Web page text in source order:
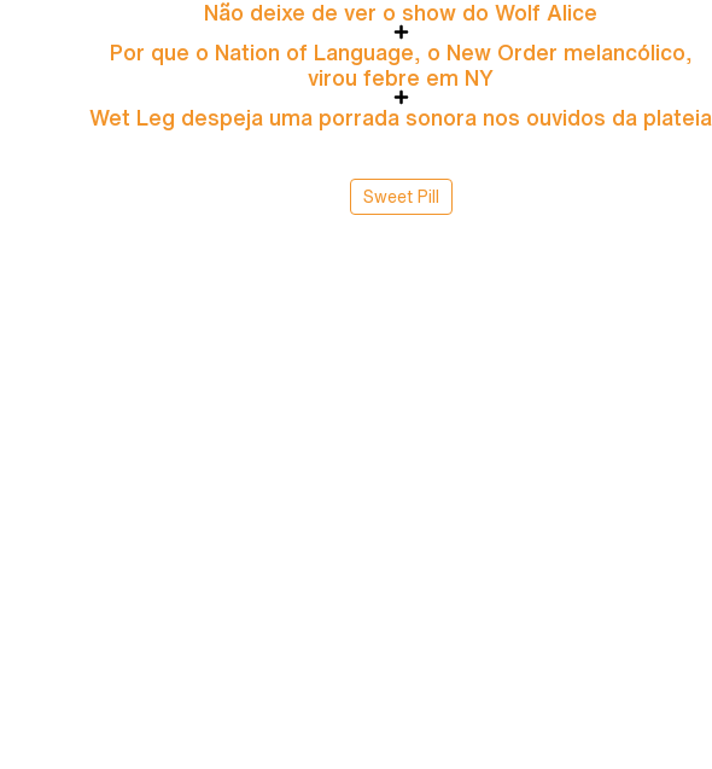
Não deixe de ver o show do Wolf Alice
Por que o Nation of Language, o New Order melancólico,
virou febre em NY
Wet Leg despeja uma porrada sonora nos ouvidos da plateia
Sweet Pill